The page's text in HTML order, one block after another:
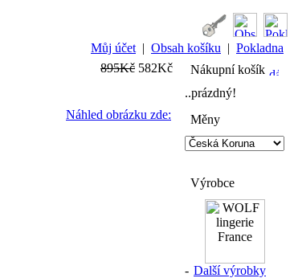
Můj účet | Obsah košíku | Pokladna
895Kč 582Kč
Náhled obrázku zde:
Nákupní košík
..prázdný!
Měny
Výrobce
- Další výrobky